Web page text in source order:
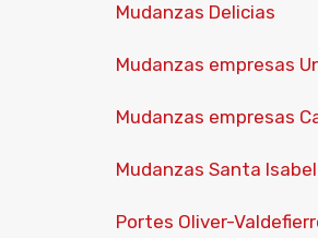
Mudanzas Delicias
Mudanzas empresas
Mudanzas empresas
Mudanzas Santa Isabel
Portes Oliver-